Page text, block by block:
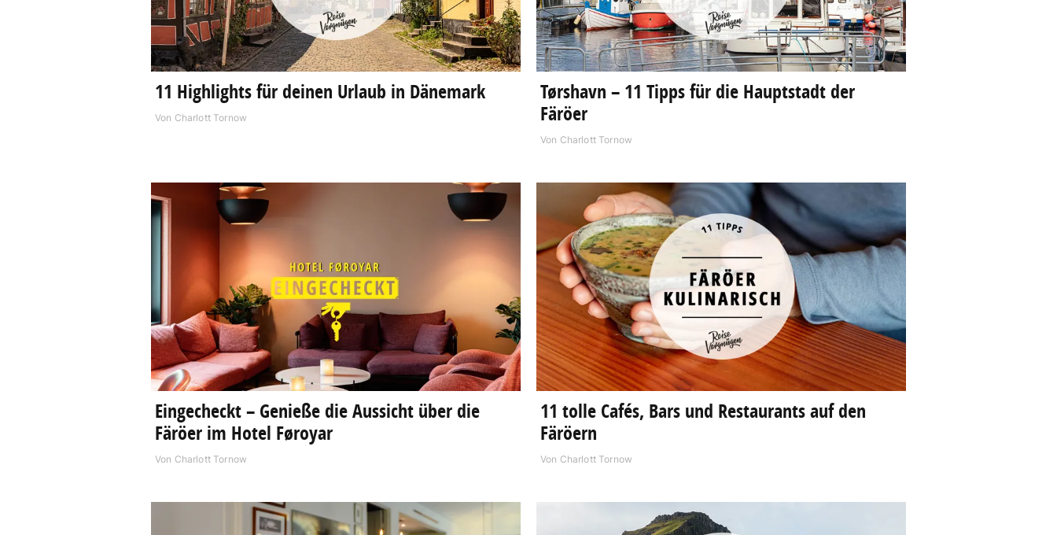
11 Highlights für deinen Urlaub in Dänemark
Von Charlott Tornow
Tørshavn – 11 Tipps für die Hauptstadt der
Färöer
Von Charlott Tornow
Eingecheckt – Genieße die Aussicht über die
Färöer im Hotel Føroyar
Von Charlott Tornow
11 tolle Cafés, Bars und Restaurants auf den
Färöern
Von Charlott Tornow